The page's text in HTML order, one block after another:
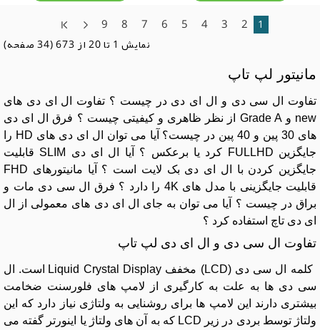
1
2
3
4
5
6
7
8
9
نمايش 1 تا 20 از 673 (34 صفحه)
مانیتور لپ تاپ
تفاوت ال سی دی و ال ای دی در چیست ؟ تفاوت ال ای دی های
new و Grade A از نظر ظاهری و کیفیتی چیست ؟ فرق ال ای دی
های 30 پین و 40 پین در چیست؟ آیا می توان ال ای دی های HD را
جایگزین FULLHD کرد یا برعکس ؟ آیا ال ای دی SLIM قابلیت
جایگزین کردن با ال ای دی بک لایت است ؟ آیا مانیتورهای FHD
قابلیت جایگزینی با مدل های 4K را دارد ؟ فرق ال سی دی مات و
براق در چیست ؟ آیا می توان به جای ال ای دی های معمولی از ال
ای دی تاچ استفاده کرد ؟
تفاوت ال سی دی و ال ای دی لپ تاپ
کلمه ال سی دی (LCD) مخفف Liquid Crystal Display است. ال
سی دی ها به علت به کارگیری از لامپ های فلورسنت ضخامت
بیشتری دارند این لامپ ها برای روشنایی به ولتاژی نیاز دارد که این
ولتاژ توسط بردی در زیر LCD که به آن های ولتاژ یا اینورتر گفته می